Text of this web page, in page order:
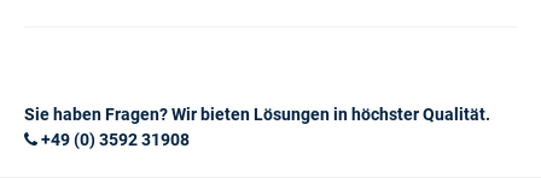
Sie haben Fragen? Wir bieten Lösungen in höchster Qualität.
+49 (0) 3592 31908